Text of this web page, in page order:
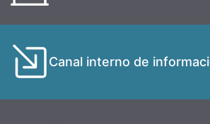
Canal interno de